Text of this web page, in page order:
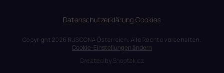
DatenschutzerklärungCookies
Copyright 2026 RUSCONA Österreich. Alle Rechte vorbehalten.
Cookie-Einstellungen ändern
Created byShoptak.cz